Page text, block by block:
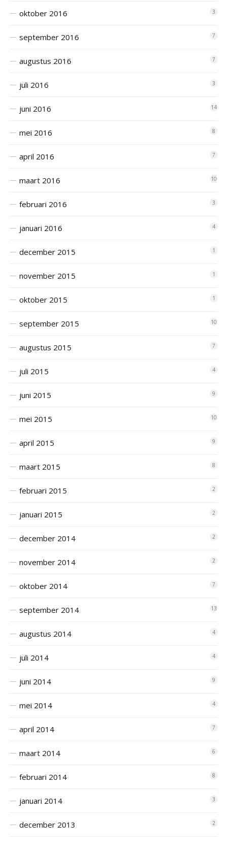
oktober 2016 3
september 2016 7
augustus 2016 7
juli 2016 3
juni 2016 14
mei 2016 8
april 2016 7
maart 2016 10
februari 2016 3
januari 2016 4
december 2015 1
november 2015 1
oktober 2015 1
september 2015 10
augustus 2015 7
juli 2015 4
juni 2015 9
mei 2015 10
april 2015 9
maart 2015 8
februari 2015 2
januari 2015 2
december 2014 2
november 2014 2
oktober 2014 7
september 2014 13
augustus 2014 4
juli 2014 4
juni 2014 9
mei 2014 4
april 2014 7
maart 2014 6
februari 2014 8
januari 2014 3
december 2013 2